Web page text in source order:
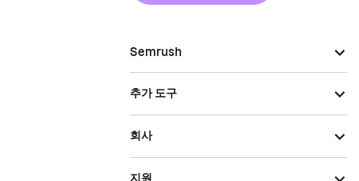
Semrush
추가 도구
회사
지원